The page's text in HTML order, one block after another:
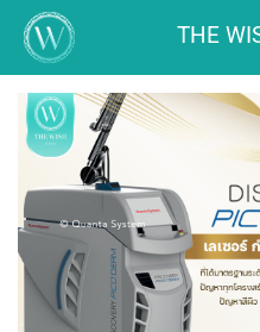
THE
HOME
ยกกระ